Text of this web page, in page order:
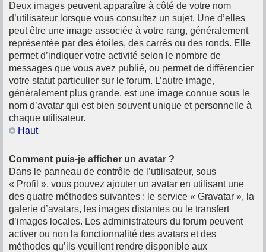
Deux images peuvent apparaître à côté de votre nom
d’utilisateur lorsque vous consultez un sujet. Une d’elles
peut être une image associée à votre rang, généralement
représentée par des étoiles, des carrés ou des ronds. Elle
permet d’indiquer votre activité selon le nombre de
messages que vous avez publié, ou permet de différencier
votre statut particulier sur le forum. L’autre image,
généralement plus grande, est une image connue sous le
nom d’avatar qui est bien souvent unique et personnelle à
chaque utilisateur.
Haut
Comment puis-je afficher un avatar ?
Dans le panneau de contrôle de l’utilisateur, sous
« Profil », vous pouvez ajouter un avatar en utilisant une
des quatre méthodes suivantes : le service « Gravatar », la
galerie d’avatars, les images distantes ou le transfert
d’images locales. Les administrateurs du forum peuvent
activer ou non la fonctionnalité des avatars et des
méthodes qu’ils veuillent rendre disponible aux